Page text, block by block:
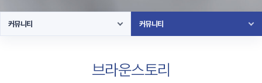
커뮤니티 커뮤니티
브라운스토리